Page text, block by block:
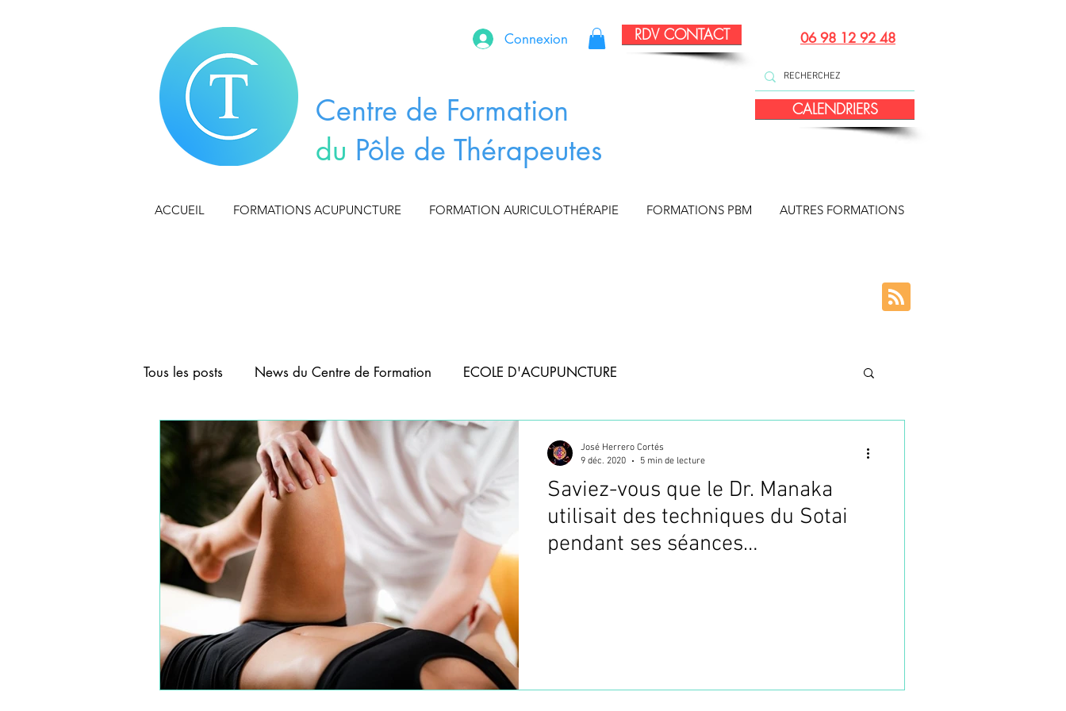
Connexion RDV CONTACT 06 98 12 92 48
Centre de Formation
du Pôle de Thérapeutes
CALENDRIERS
ACCUEIL FORMATIONS ACUPUNCTURE FORMATION AURICULOTHÉRAPIE FORMATIONS PBM AUTRES FORMATIONS
Tous les posts News du Centre de Formation ECOLE D'ACUPUNCTURE
FORMATION AURICULOTHERAPIE ACUPUNCTURE ANIMAUX
FORMATION ACUPUNCTURE ABDOMINALE FORMATION PHOTOBIOMODULATION
FORMATION CRANIOACUPUNCTURE FORMATION TAPING
FORMATIONS DE BASE D'ACUPUNCTURE WEBINAIRES
FORMATIONS COURTES FORMATION ACUPUNCTURE FORMATION ACUPUNCTURE ESTHETIQUE
Saviez-vous que le Dr. Manaka
utilisait des techniques du Sotai
pendant ses séances
José Herrero Cortés
9 déc. 2020
5 min de lecture